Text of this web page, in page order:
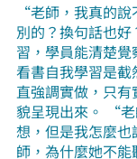
“老師，我真的
別的？換句話也
習，學員能清楚
看書自我學習是
直強調實做，只
貌呈現出來。 “
想，但是我怎麼
師，為什麼她不